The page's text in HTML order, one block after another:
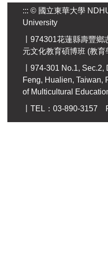
::: © 國立東華大學
University
〡974301花蓮縣壽豐
元文化教育碩博班 (教育
〡974-301 No.1,
Feng, Hualien, Taiwan,
of Multicultural
〡TEL：03-890-3157